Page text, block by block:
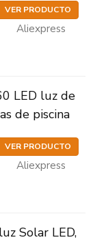
VER PRODUCTO
Aliexpress
LED luz de
de piscina
VER PRODUCTO
Aliexpress
Solar LED,